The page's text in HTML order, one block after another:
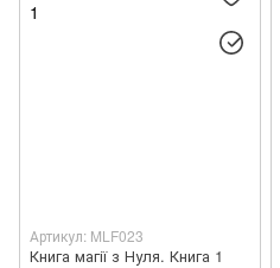
Артикул: MLF023
Книга магії з Нуля. Книга 1